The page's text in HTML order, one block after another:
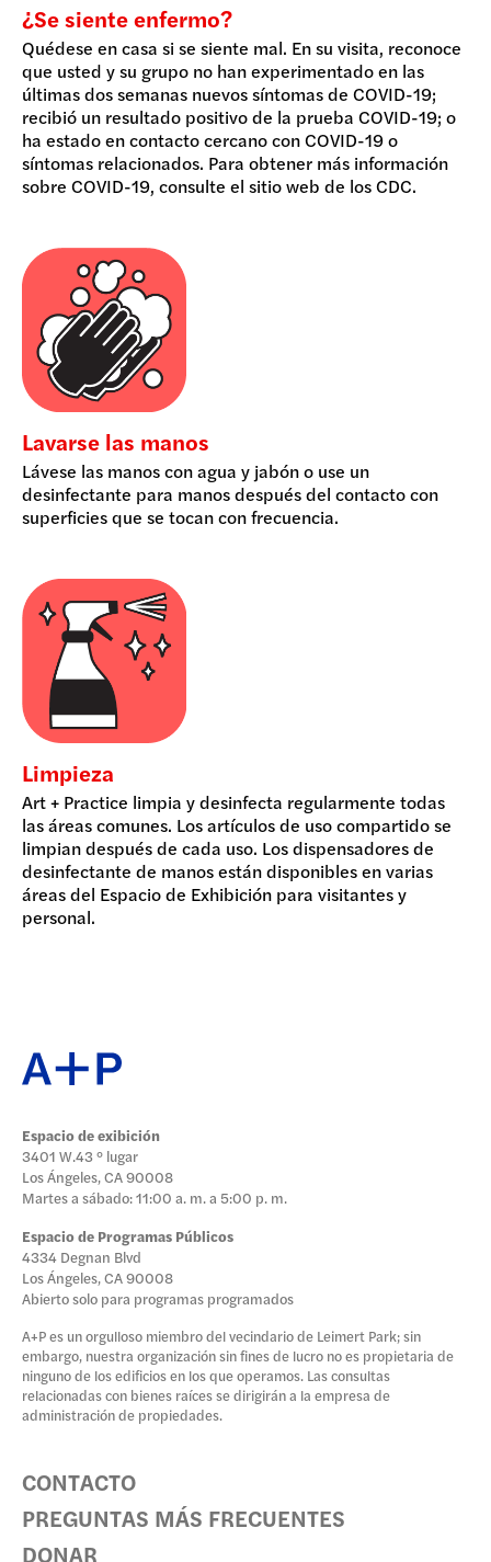
¿Se siente enfermo?
Quédese en casa si se siente mal. En su visita, reconoce
que usted y su grupo no han experimentado en las
últimas dos semanas nuevos síntomas de COVID-19;
recibió un resultado positivo de la prueba COVID-19; o
ha estado en contacto cercano con COVID-19 o
síntomas relacionados. Para obtener más información
sobre COVID-19, consulte el sitio web de los CDC.
Lavarse las manos
Lávese las manos con agua y jabón o use un
desinfectante para manos después del contacto con
superficies que se tocan con frecuencia.
Limpieza
Art + Practice limpia y desinfecta regularmente todas
las áreas comunes. Los artículos de uso compartido se
limpian después de cada uso. Los dispensadores de
desinfectante de manos están disponibles en varias
áreas del Espacio de Exhibición para visitantes y
personal.
Espacio de exibición
3401 W.43 ° lugar
Los Ángeles, CA 90008
Martes a sábado: 11:00 a. m. a 5:00 p. m.
Espacio de Programas Públicos
4334 Degnan Blvd
Los Ángeles, CA 90008
Abierto solo para programas programados
A+P es un orgulloso miembro del vecindario de Leimert Park; sin
embargo, nuestra organización sin fines de lucro no es propietaria de
ninguno de los edificios en los que operamos. Las consultas
relacionadas con bienes raíces se dirigirán a la empresa de
administración de propiedades.
CONTACTO
PREGUNTAS MÁS FRECUENTES
DONAR